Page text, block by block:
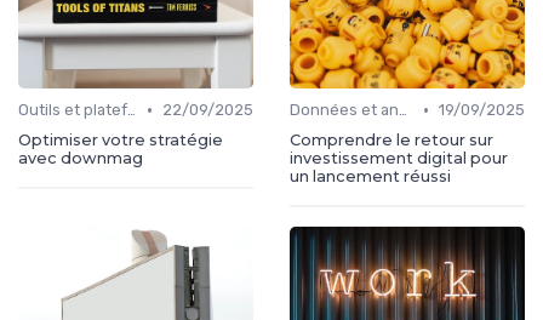
Outils et plateformes •
22/09/2025
Optimiser votre stratégie
avec downmag
Données et analytics • 19/09/2025
Comprendre le retour sur
investissement digital pour
un lancement réussi